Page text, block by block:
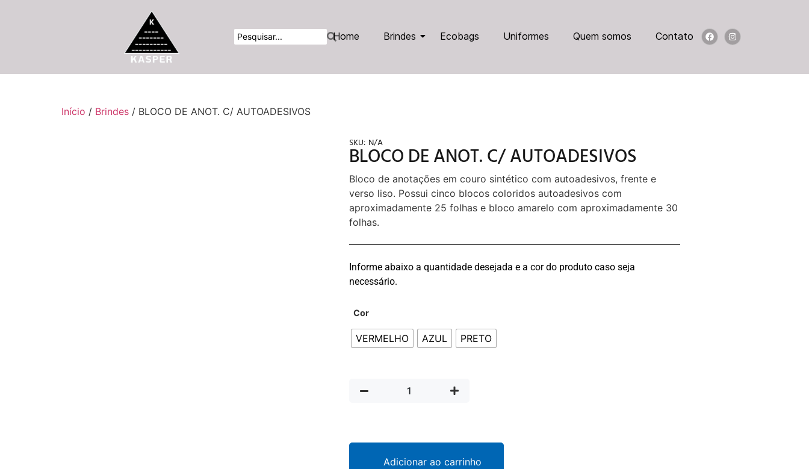
Home Brindes Ecobags Uniformes Quem somos Contato
Início / Brindes / BLOCO DE ANOT. C/ AUTOADESIVOS
SKU: N/A
BLOCO DE ANOT. C/ AUTOADESIVOS
Bloco de anotações em couro sintético com autoadesivos, frente e
verso liso. Possui cinco blocos coloridos autoadesivos com
aproximadamente 25 folhas e bloco amarelo com aproximadamente 30
folhas.
Informe abaixo a quantidade desejada e a cor do produto caso seja
necessário.
Cor
VERMELHO AZUL PRETO
Adicionar ao carrinho